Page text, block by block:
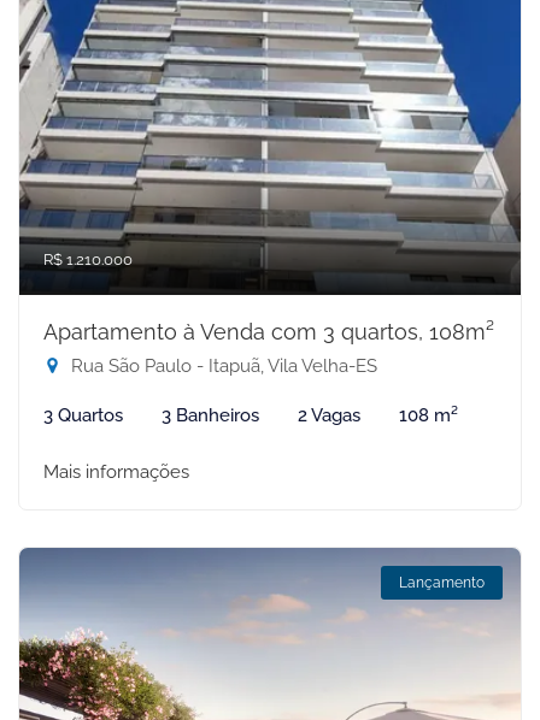
R$ 1.210.000
Apartamento à Venda com 3 quartos, 108m²
Rua São Paulo - Itapuã, Vila Velha-ES
3 Quartos 3 Banheiros 2 Vagas 108 m²
Mais informações
Lançamento